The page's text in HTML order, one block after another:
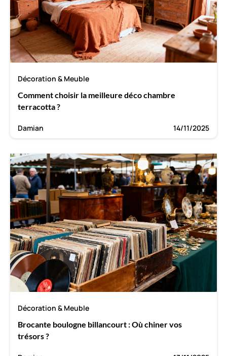
Décoration & Meuble
Comment choisir la meilleure déco chambre
terracotta ?
Damian 14/11/2025
Décoration & Meuble
Brocante boulogne billancourt : Où chiner vos
trésors ?